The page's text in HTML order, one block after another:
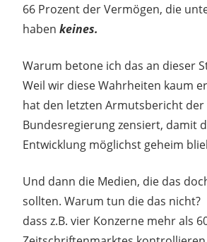
66 Prozent der Vermögen, die
haben keines.
Warum betone ich das an dieser
Weil wir diese Wahrheiten kaum
hat den letzten Armutsbericht der
Bundesregierung zensiert, damit
Entwicklung möglichst geheim
Und dann die Medien, die das
sollten. Warum tun die das
dass z.B. vier Konzerne mehr als